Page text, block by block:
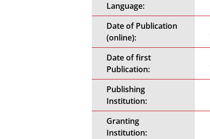
Language:
Date of Publication
(online):
Date of first
Publication:
Publishing
Institution:
Granting
Institution: